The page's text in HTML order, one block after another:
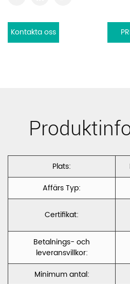
Kontakta oss
Plats:
Affärs Typ:
Certifikat:
Betalnings- och
leveransvillkor:
Minimum antal: